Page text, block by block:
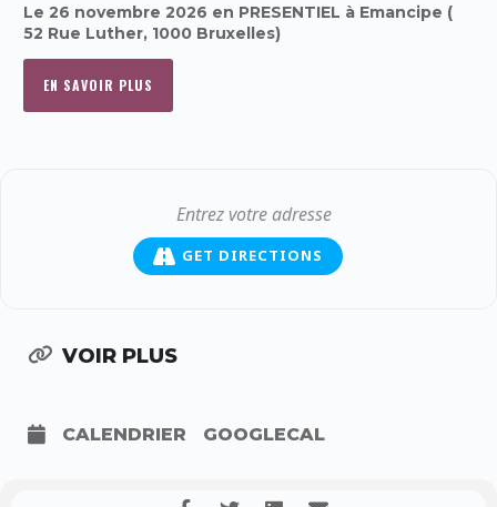
Le 26 novembre 2026 en PRESENTIEL à Emancipe (
52 Rue Luther, 1000 Bruxelles)
EN SAVOIR PLUS
GET DIRECTIONS
VOIR PLUS
CALENDRIER GOOGLECAL